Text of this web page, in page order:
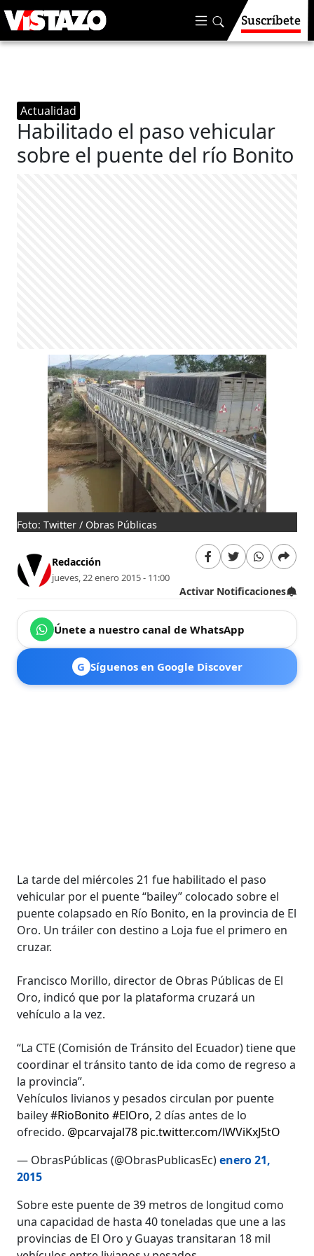
Suscríbete
Actualidad
Habilitado el paso vehicular
sobre el puente del río Bonito
Foto: Twitter / Obras Públicas
Redacción
jueves, 22 enero 2015 - 11:00
Activar Notificaciones
Únete a nuestro canal de WhatsApp
G Síguenos en Google Discover
La tarde del miércoles 21 fue habilitado el paso
vehicular por el puente “bailey” colocado sobre el
puente colapsado en Río Bonito, en la provincia de El
Oro. Un tráiler con destino a Loja fue el primero en
cruzar.
Francisco Morillo, director de Obras Públicas de El
Oro, indicó que por la plataforma cruzará un
vehículo a la vez.
“La CTE (Comisión de Tránsito del Ecuador) tiene que
coordinar el tránsito tanto de ida como de regreso a
la provincia”.
Vehículos livianos y pesados circulan por puente
bailey#RioBonito #ElOro, 2 días antes de lo
ofrecido. @pcarvajal78 pic.twitter.com/lWViKxJ5tO
— ObrasPúblicas (@ObrasPublicasEc)enero 21,
2015
Sobre este puente de 39 metros de longitud como
una capacidad de hasta 40 toneladas que une a las
provincias de El Oro y Guayas transitaran 18 mil